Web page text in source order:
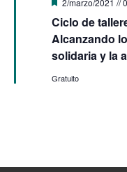
Ciclo de
Alcanzando
solidaria y la
Gratuito